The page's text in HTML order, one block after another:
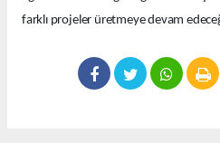
farklı projeler üretmeye devam